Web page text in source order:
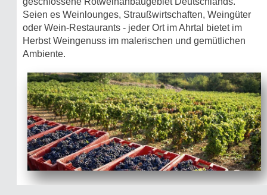
Seien es Weinlounges, Straußwirtschaften, Weingüter
oder Wein-Restaurants - jeder Ort im Ahrtal bietet im
Herbst Weingenuss im malerischen und gemütlichen
Ambiente.